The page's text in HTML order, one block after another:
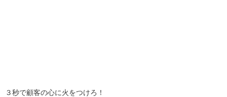
３秒で顧客の心に火をつけろ！